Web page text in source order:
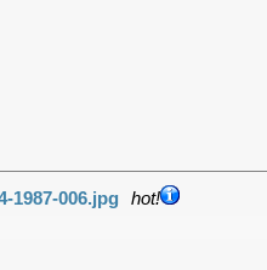
1987-006.jpg hot!